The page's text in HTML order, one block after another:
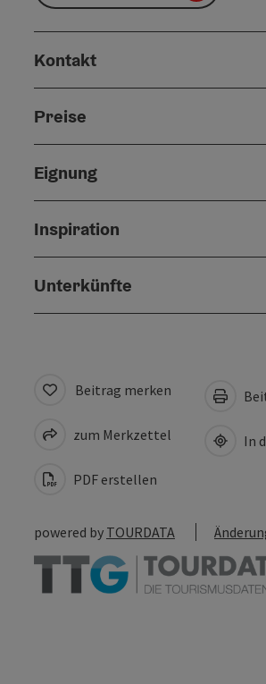
Kontakt
Preise
Eignung
Inspiration
Unterkünfte
Beitrag merken
zum Merkzettel
PDF erstellen
In
powered by TOURDATA